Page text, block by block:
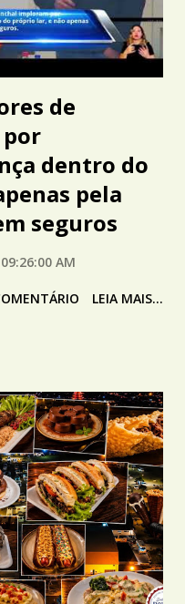
de
dentro do
pela
seguros
AM
LEIA MAIS...